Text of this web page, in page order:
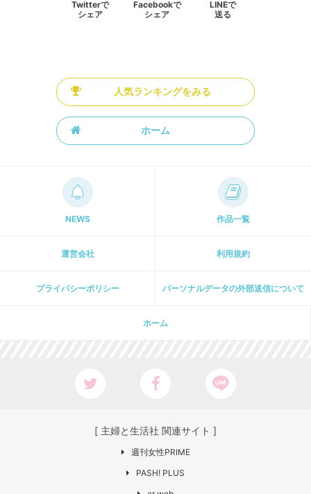
Twitterで
シェア
Facebookで
シェア
LINEで
送る
人気ランキングをみる
ホーム
NEWS 作品一覧
運営会社 利用規約
プライパシーポリシー パーソナルデータの外部送信について
ホーム
[ 主婦と生活社 関連サイト ]
週刊女性PRIME
PASH! PLUS